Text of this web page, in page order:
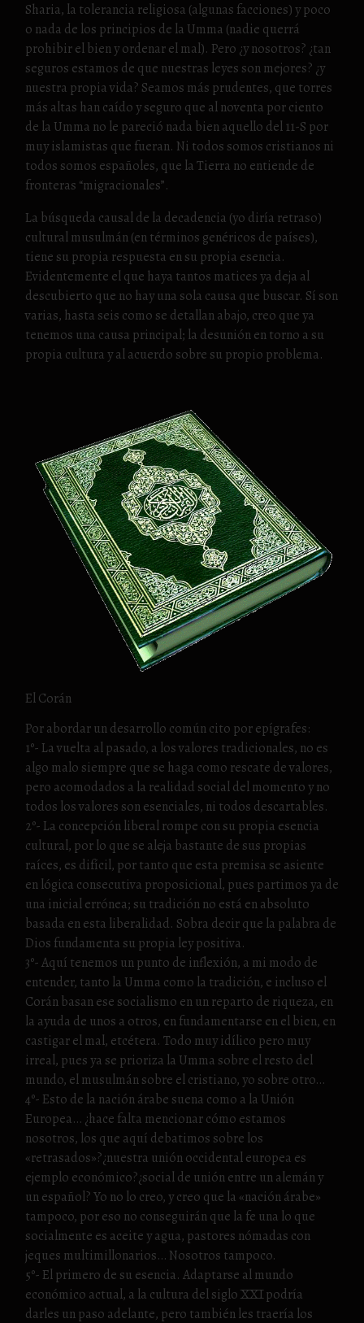
Sharia, la tolerancia religiosa (algunas facciones) y poco
o nada de los principios de la Umma (nadie querrá
prohibir el bien y ordenar el mal). Pero ¿y nosotros? ¿tan
seguros estamos de que nuestras leyes son mejores? ¿y
nuestra propia vida? Seamos más prudentes, que torres
más altas han caído y seguro que al noventa por ciento
de la Umma no le pareció nada bien aquello del 11-S por
muy islamistas que fueran. Ni todos somos cristianos ni
todos somos españoles, que la Tierra no entiende de
fronteras “migracionales”.
La búsqueda causal de la decadencia (yo diría retraso)
cultural musulmán (en términos genéricos de países),
tiene su propia respuesta en su propia esencia.
Evidentemente el que haya tantos matices ya deja al
descubierto que no hay una sola causa que buscar. Sí son
varias, hasta seis como se detallan abajo, creo que ya
tenemos una causa principal; la desunión en torno a su
propia cultura y al acuerdo sobre su propio problema.
El Corán
Por abordar un desarrollo común cito por epígrafes:
1º- La vuelta al pasado, a los valores tradicionales, no es
algo malo siempre que se haga como rescate de valores,
pero acomodados a la realidad social del momento y no
todos los valores son esenciales, ni todos descartables.
2º- La concepción liberal rompe con su propia esencia
cultural, por lo que se aleja bastante de sus propias
raíces, es difícil, por tanto que esta premisa se asiente
en lógica consecutiva proposicional, pues partimos ya de
una inicial errónea; su tradición no está en absoluto
basada en esta liberalidad. Sobra decir que la palabra de
Dios fundamenta su propia ley positiva.
3º- Aquí tenemos un punto de inflexión, a mi modo de
entender, tanto la Umma como la tradición, e incluso el
Corán basan ese socialismo en un reparto de riqueza, en
la ayuda de unos a otros, en fundamentarse en el bien, en
castigar el mal, etcétera. Todo muy idílico pero muy
irreal, pues ya se prioriza la Umma sobre el resto del
mundo, el musulmán sobre el cristiano, yo sobre otro…
4º- Esto de la nación árabe suena como a la Unión
Europea… ¿hace falta mencionar cómo estamos
nosotros, los que aquí debatimos sobre los
«retrasados»?¿nuestra unión occidental europea es
ejemplo económico?¿social de unión entre un alemán y
un español? Yo no lo creo, y creo que la «nación árabe»
tampoco, por eso no conseguirán que la fe una lo que
socialmente es aceite y agua, pastores nómadas con
jeques multimillonarios… Nosotros tampoco.
5º- El primero de su esencia. Adaptarse al mundo
económico actual, a la cultura del siglo XXI podría
darles un paso adelante, pero también les traería los